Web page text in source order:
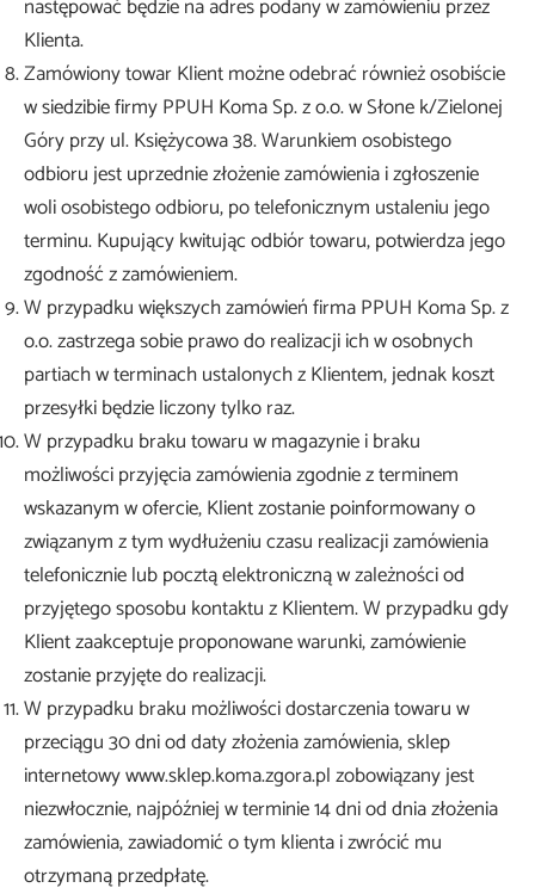
następować będzie na adres podany w zamówieniu przez
Klienta.
Zamówiony towar Klient możne odebrać również osobiście
w siedzibie firmy PPUH Koma Sp. z o.o. w Słone k/Zielonej
Góry przy ul. Księżycowa 38. Warunkiem osobistego
odbioru jest uprzednie złożenie zamówienia i zgłoszenie
woli osobistego odbioru, po telefonicznym ustaleniu jego
terminu. Kupujący kwitując odbiór towaru, potwierdza jego
zgodność z zamówieniem.
W przypadku większych zamówień firma PPUH Koma Sp. z
o.o. zastrzega sobie prawo do realizacji ich w osobnych
partiach w terminach ustalonych z Klientem, jednak koszt
przesyłki będzie liczony tylko raz.
W przypadku braku towaru w magazynie i braku
możliwości przyjęcia zamówienia zgodnie z terminem
wskazanym w ofercie, Klient zostanie poinformowany o
związanym z tym wydłużeniu czasu realizacji zamówienia
telefonicznie lub pocztą elektroniczną w zależności od
przyjętego sposobu kontaktu z Klientem. W przypadku gdy
Klient zaakceptuje proponowane warunki, zamówienie
zostanie przyjęte do realizacji.
W przypadku braku możliwości dostarczenia towaru w
przeciągu 30 dni od daty złożenia zamówienia, sklep
internetowy www.sklep.koma.zgora.pl zobowiązany jest
niezwłocznie, najpóźniej w terminie 14 dni od dnia złożenia
zamówienia, zawiadomić o tym klienta i zwrócić mu
otrzymaną przedpłatę.